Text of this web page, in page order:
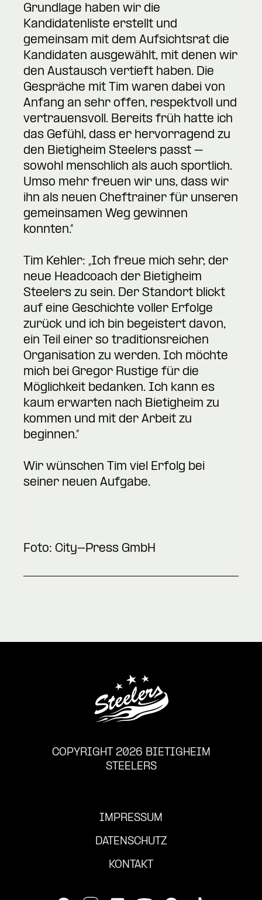
Grundlage haben wir die
Kandidatenliste erstellt und
gemeinsam mit dem Aufsichtsrat die
Kandidaten ausgewählt, mit denen wir
den Austausch vertieft haben. Die
Gespräche mit Tim waren dabei von
Anfang an sehr offen, respektvoll und
vertrauensvoll. Bereits früh hatte ich
das Gefühl, dass er hervorragend zu
den Bietigheim Steelers passt –
sowohl menschlich als auch sportlich.
Umso mehr freuen wir uns, dass wir
ihn als neuen Cheftrainer für unseren
gemeinsamen Weg gewinnen
konnten.“
Tim Kehler: „Ich freue mich sehr, der
neue Headcoach der Bietigheim
Steelers zu sein. Der Standort blickt
auf eine Geschichte voller Erfolge
zurück und ich bin begeistert davon,
ein Teil einer so traditionsreichen
Organisation zu werden. Ich möchte
mich bei Gregor Rustige für die
Möglichkeit bedanken. Ich kann es
kaum erwarten nach Bietigheim zu
kommen und mit der Arbeit zu
beginnen.“
Wir wünschen Tim viel Erfolg bei
seiner neuen Aufgabe.
Foto: City-Press GmbH
COPYRIGHT 2026 BIETIGHEIM
STEELERS
IMPRESSUM
DATENSCHUTZ
KONTAKT